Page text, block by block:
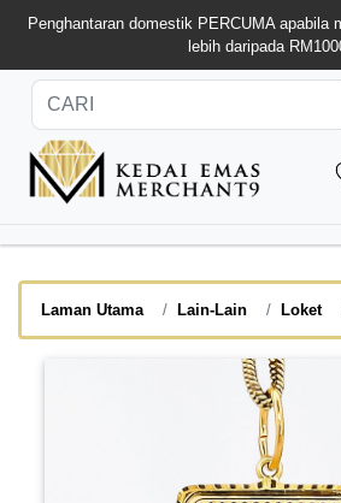
Penghantaran domestik PERCUMA apabila
lebih daripada
Laman Utama Lain-Lain Loket